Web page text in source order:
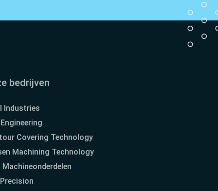
bedrijven
Industries
Covering Technology
Machining Technology
Machineonderdelen